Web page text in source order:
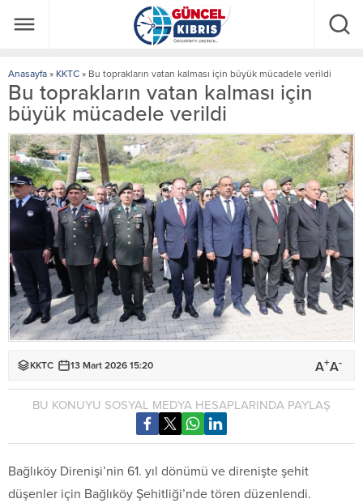
Anasayfa » KKTC » Bu toprakların vatan kalması için büyük mücadele verildi
Bu toprakların vatan kalması için
büyük mücadele verildi
KKTC 13 Mart 2026 15:20 A+A-
BU KONUYU SOSYAL MEDYA HESAPLARINDA PAYLAŞ
Bağlıköy Direnişi’nin 61. yıl dönümü ve direnişte şehit
düşenler için Bağlıköy Şehitliği’nde tören düzenlendi.